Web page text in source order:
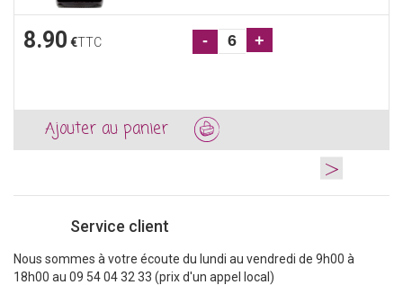
8.90 €TTC - +
Ajouter au panier
>
Service client
Nous sommes à votre écoute du lundi au vendredi de 9h00 à
18h00 au 09 54 04 32 33 (prix d'un appel local)